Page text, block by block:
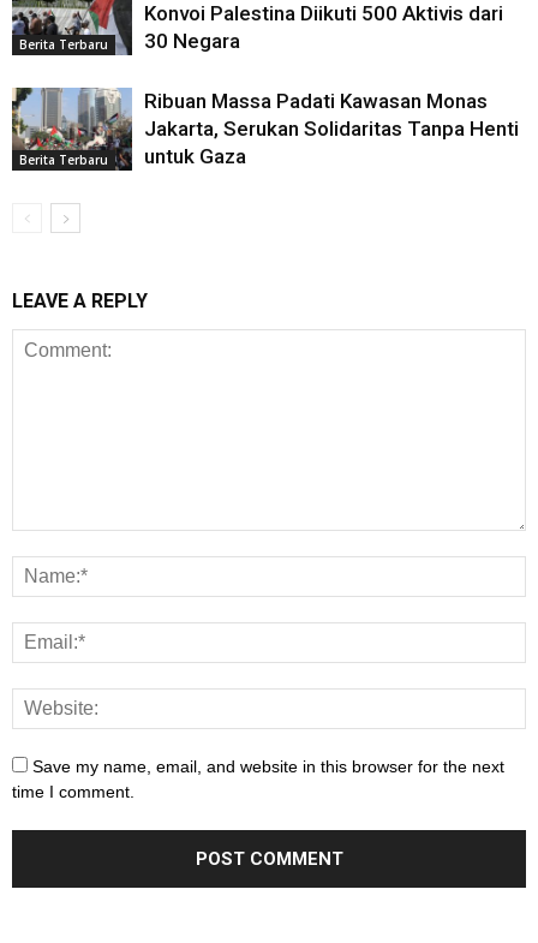
Berita Terbaru
Konvoi Palestina Diikuti 500 Aktivis dari
30 Negara
Berita Terbaru
Ribuan Massa Padati Kawasan Monas
Jakarta, Serukan Solidaritas Tanpa Henti
untuk Gaza
LEAVE A REPLY
Save my name, email, and website in this browser for the next
time I comment.